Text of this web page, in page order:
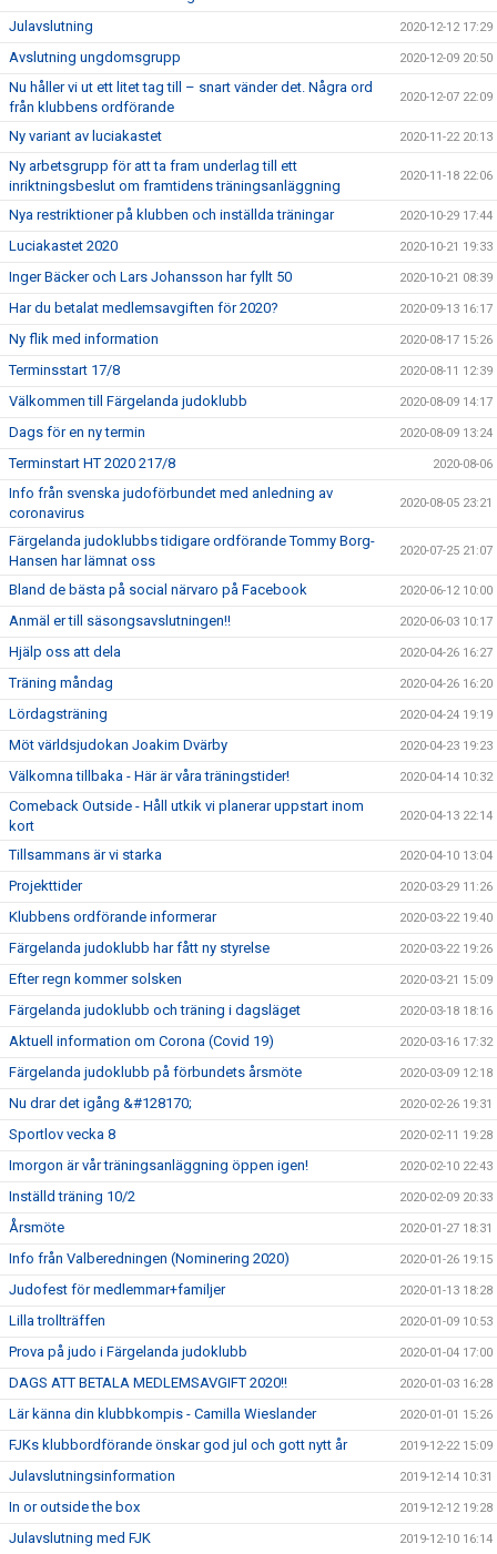
Julavslutning 2020-12-12 17:29
Avslutning ungdomsgrupp 2020-12-09 20:50
Nu håller vi ut ett litet tag till – snart vänder det. Några ord
från klubbens ordförande
2020-12-07 22:09
Ny variant av luciakastet 2020-11-22 20:13
Ny arbetsgrupp för att ta fram underlag till ett
inriktningsbeslut om framtidens träningsanläggning
2020-11-18 22:06
Nya restriktioner på klubben och inställda träningar 2020-10-29 17:44
Luciakastet 2020 2020-10-21 19:33
Inger Bäcker och Lars Johansson har fyllt 50 2020-10-21 08:39
Har du betalat medlemsavgiften för 2020? 2020-09-13 16:17
Ny flik med information 2020-08-17 15:26
Terminsstart 17/8 2020-08-11 12:39
Välkommen till Färgelanda judoklubb 2020-08-09 14:17
Dags för en ny termin 2020-08-09 13:24
Terminstart HT 2020 217/8 2020-08-06
Info från svenska judoförbundet med anledning av
coronavirus
2020-08-05 23:21
Färgelanda judoklubbs tidigare ordförande Tommy Borg-
Hansen har lämnat oss
2020-07-25 21:07
Bland de bästa på social närvaro på Facebook 2020-06-12 10:00
Anmäl er till säsongsavslutningen!! 2020-06-03 10:17
Hjälp oss att dela 2020-04-26 16:27
Träning måndag 2020-04-26 16:20
Lördagsträning 2020-04-24 19:19
Möt världsjudokan Joakim Dvärby 2020-04-23 19:23
Välkomna tillbaka - Här är våra träningstider! 2020-04-14 10:32
Comeback Outside - Håll utkik vi planerar uppstart inom
kort
2020-04-13 22:14
Tillsammans är vi starka 2020-04-10 13:04
Projekttider 2020-03-29 11:26
Klubbens ordförande informerar 2020-03-22 19:40
Färgelanda judoklubb har fått ny styrelse 2020-03-22 19:26
Efter regn kommer solsken 2020-03-21 15:09
Färgelanda judoklubb och träning i dagsläget 2020-03-18 18:16
Aktuell information om Corona (Covid 19) 2020-03-16 17:32
Färgelanda judoklubb på förbundets årsmöte 2020-03-09 12:18
Nu drar det igång &#128170; 2020-02-26 19:31
Sportlov vecka 8 2020-02-11 19:28
Imorgon är vår träningsanläggning öppen igen! 2020-02-10 22:43
Inställd träning 10/2 2020-02-09 20:33
Årsmöte 2020-01-27 18:31
Info från Valberedningen (Nominering 2020) 2020-01-26 19:15
Judofest för medlemmar+familjer 2020-01-13 18:28
Lilla trollträffen 2020-01-09 10:53
Prova på judo i Färgelanda judoklubb 2020-01-04 17:00
DAGS ATT BETALA MEDLEMSAVGIFT 2020!! 2020-01-03 16:28
Lär känna din klubbkompis - Camilla Wieslander 2020-01-01 15:26
FJKs klubbordförande önskar god jul och gott nytt år 2019-12-22 15:09
Julavslutningsinformation 2019-12-14 10:31
In or outside the box 2019-12-12 19:28
Julavslutning med FJK 2019-12-10 16:14